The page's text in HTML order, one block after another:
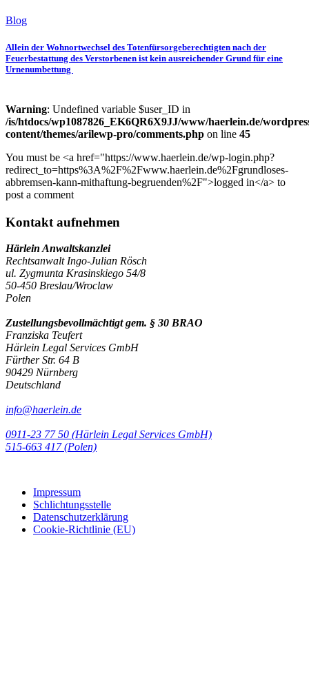
Blog
Allein der Wohnortwechsel des Totenfürsorgeberechtigten nach der
Feuerbestattung des Verstorbenen ist kein ausreichender Grund für eine
Urnenumbettung
Warning: Undefined variable $user_ID in
/is/htdocs/wp1087826_EK6QR6X9JJ/www/haerlein.de/
content/themes/arilewp-pro/comments.php on line 45
You must be <a href="https://www.haerlein.de/wp-login.php?
redirect_to=https%3A%2F%2Fwww.haerlein.de%2Fgrundloses-
abbremsen-kann-mithaftung-begruenden%2F">logged in</a> to
post a comment
Kontakt aufnehmen
Härlein Anwaltskanzlei
Rechtsanwalt Ingo-Julian Rösch
ul. Zygmunta Krasinskiego 54/8
50-450 Breslau/Wroclaw
Polen
Zustellungsbevollmächtigt gem. § 30 BRAO
Franziska Teufert
Härlein Legal Services GmbH
Fürther Str. 64 B
90429 Nürnberg
Deutschland
info@haerlein.de
0911-23 77 50 (Härlein Legal Services GmbH)
‭515-663 417 (Polen)‬‬‬
Impressum
Schlichtungsstelle
Datenschutzerklärung
Cookie-Richtlinie (EU)